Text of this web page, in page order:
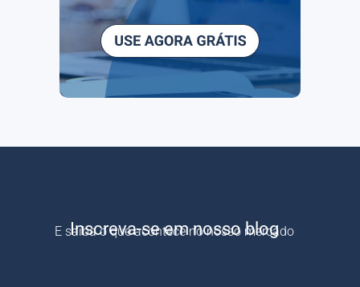
Inscreva-se em nosso blog
E saiba o que acontece no nosso mercado